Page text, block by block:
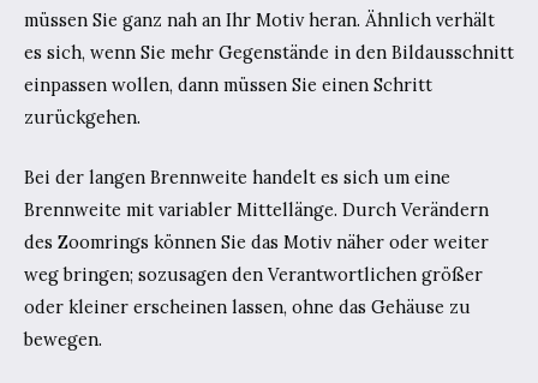
müssen Sie ganz nah an Ihr Motiv heran. Ähnlich verhält
es sich, wenn Sie mehr Gegenstände in den Bildausschnitt
einpassen wollen, dann müssen Sie einen Schritt
zurückgehen.
Bei der langen Brennweite handelt es sich um eine
Brennweite mit variabler Mittellänge. Durch Verändern
des Zoomrings können Sie das Motiv näher oder weiter
weg bringen; sozusagen den Verantwortlichen größer
oder kleiner erscheinen lassen, ohne das Gehäuse zu
bewegen.